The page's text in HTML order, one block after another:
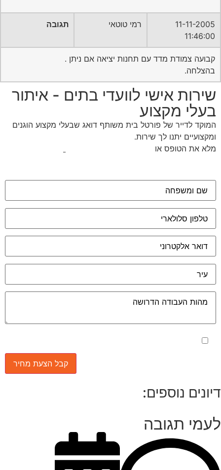
11-11-2005
11:46:00
רמי טוטאי תגובה
קבועה צמודת מדד עם תחנות יציאה אם ניתן .
בהצלחה.
שירות אישי לוועדי בתים - איתור
בעלי מקצוע
המוקד לדייר של פורטל בית משותף דואג שבעלי מקצוע הוגנים
ומקצועיים יתנו לך שירות.
מלא את הטופס אולחץ לשליחת הודעת ווצאפ
מאשר את תנאי הפרטיות
נוספים:
תגובה